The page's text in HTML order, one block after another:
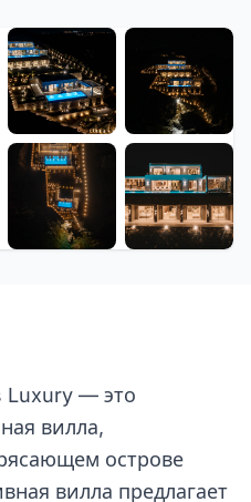
Luxury — это
вилла,
острове
вилла предлагает